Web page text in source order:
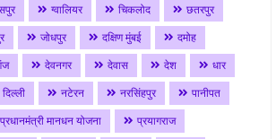
ग्वालियर चिकलोद
छतरपुर
जोधपुर दक्षिण मुंबई
दमोह
देवनगर देवास देश
धार
नटेरन नरसिंहपुर
पानीपत
प्रधानमंत्री मानधन योजना
प्रयागराज